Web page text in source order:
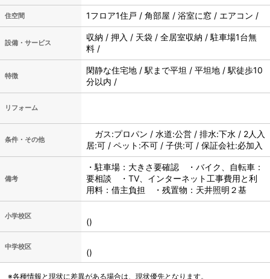
住空間 1フロア1住戸 / 角部屋 / 浴室に窓 / エアコン /
設備・サービス
収納 / 押入 / 天袋 / 全居室収納 / 駐車場1台無
料 /
特徴
閑静な住宅地 / 駅まで平坦 / 平坦地 / 駅徒歩10
分以内 /
リフォーム
条件・その他
ガス:プロパン / 水道:公営 / 排水:下水 / 2人入
居:可 / ペット:不可 / 子供:可 / 保証会社:必加入
備考
・駐車場：大きさ要確認 ・バイク、自転車：
要相談 ・TV、インターネット工事費用と利
用料：借主負担 ・残置物：天井照明２基
小学校区
()
中学校区
()
※各種情報と現状に差異がある場合は、現状優先となります。